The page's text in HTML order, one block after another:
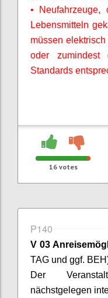
•
Lebensmitteln
müssen
oder zumindest
Standards
16votes
P140
V 03
TAG und ggf.
Der
nächstgelegen